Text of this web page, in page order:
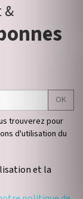
&
OK
trouverez pour
d'utilisation du
et la